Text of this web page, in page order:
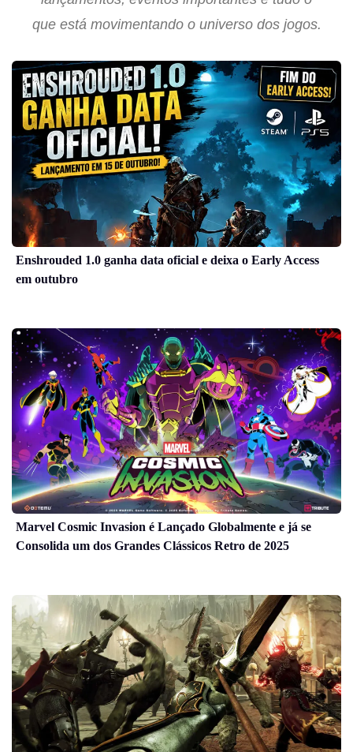
que está movimentando o universo dos jogos.
Enshrouded 1.0 ganha data oficial e deixa o Early Access
em outubro
Marvel Cosmic Invasion é Lançado Globalmente e já se
Consolida um dos Grandes Clássicos Retro de 2025